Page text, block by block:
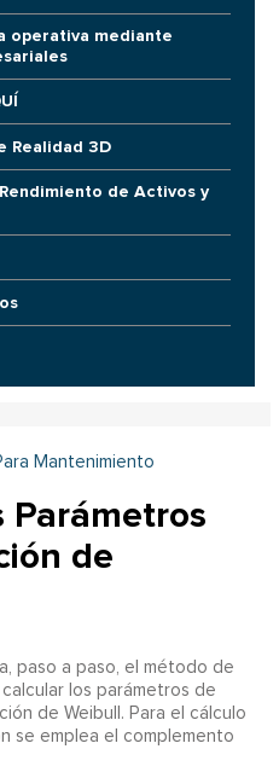
operativa mediante
Realidad 3D
de Activos y
Mantenimiento
Parámetros
de
paso a paso, el método de
los parámetros de
de Weibull. Para el cálculo
se emplea el complemento